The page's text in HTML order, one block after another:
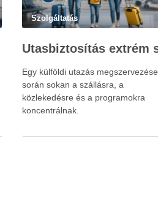
Szolgáltatás
Egy külföldi utazás megszervezése
során sokan a szállásra, a
közlekedésre és a programokra
koncentrálnak.